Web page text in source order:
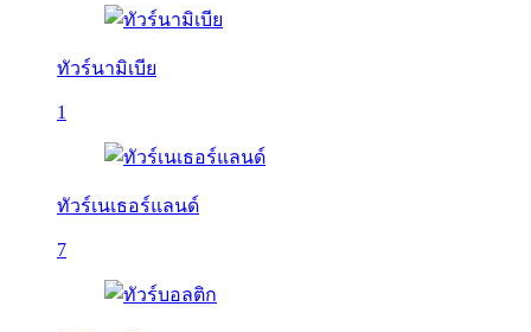
ทัวร์นามิเบีย
1
ทัวร์เนเธอร์แลนด์
7